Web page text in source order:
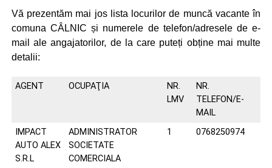
Vă prezentăm mai jos lista locurilor de muncă vacante în
comuna CÂLNIC și numerele de telefon/adresele de e-
mail ale angajatorilor, de la care puteți obține mai multe
detalii:
AGENT OCUPAŢIA
NR.
LMV
NR.
TELEFON/E-
MAIL
IMPACT
AUTO ALEX
S.R.L
ADMINISTRATOR
SOCIETATE
COMERCIALA
1 0768250974